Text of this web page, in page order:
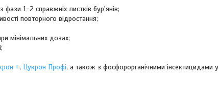
1-2 справжніх листків бур'янів;
повторного відростання;
мінімальних дозах;
+, Цукрон Профі, а також з фосфорорганічними інсектицидами у